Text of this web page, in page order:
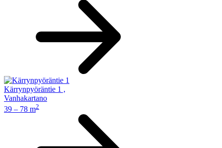
Kärrynpyöräntie 1 ,
Vanhakartano
39 – 78 m2